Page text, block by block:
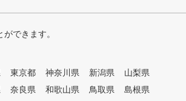
できます。
東京都 神奈川県 新潟県
山梨県
奈良県 和歌山県 鳥取県 島根県